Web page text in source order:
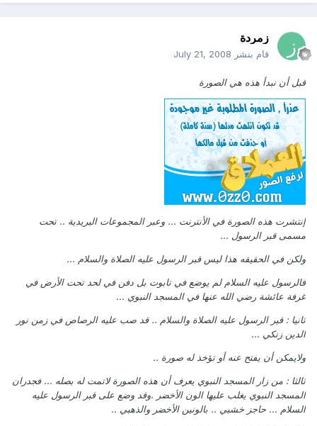
زمردة
قام بنشر July 21, 2008
قبل أن نبدأ هذه هي الصورة
إنتشرت هذه الصورة في الأنترنت ... وعبر المجموعات البريدية .. تحت
مسمى قبر الرسول ...
ولكن في الحقيقه هذا ليس قبر الرسول عليه الصلاة والسلام ...
فالرسول عليه السلام لم يوضع في تابوت بل دفن في لحد تحت الأرض في
غرفة عائشة رضي الله عنها في المسجد النبوي ...
ثانيا : قبر الرسول عليه الصلاة والسلام .. قد صب عليه الرصاص في زمن نور
الدين زنكي ...
ولايمكن أن يفتح عنه أو تؤخذ له صورة ..
ثالثا : من زار المسجد النبوي يعرف أن هذه الصورة لاتمت له بصله ... فجدران
المسجد النبوي يغلب عليها الون الأخضر .وقد وضع على قبر الرسول عليه
السلام ... حاجز خشبي .. بالونين الأخضر والذهبي ..